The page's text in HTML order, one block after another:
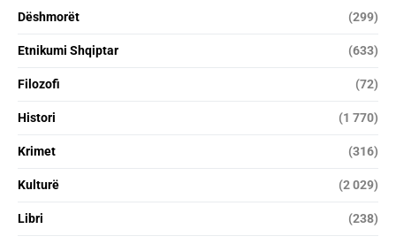
Dëshmorët (299)
Etnikumi Shqiptar (633)
Filozofi (72)
Histori (1 770)
Krimet (316)
Kulturë (2 029)
Libri (238)